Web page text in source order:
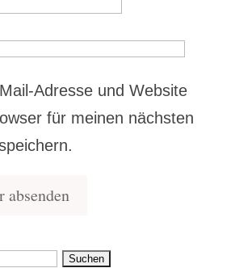
Adresse und Website
für meinen nächsten